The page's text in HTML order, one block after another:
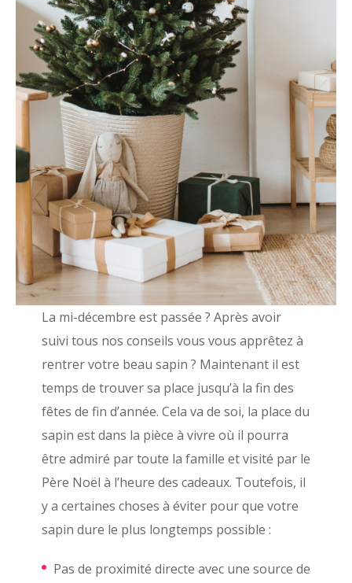
La mi-décembre est passée ? Après avoir
suivi tous nos conseils vous vous apprêtez à
rentrer votre beau sapin ? Maintenant il est
temps de trouver sa place jusqu’à la fin des
fêtes de fin d’année. Cela va de soi, la place du
sapin est dans la pièce à vivre où il pourra
être admiré par toute la famille et visité par le
Père Noël à l’heure des cadeaux. Toutefois, il
y a certaines choses à éviter pour que votre
sapin dure le plus longtemps possible :
Pas de proximité directe avec une source de